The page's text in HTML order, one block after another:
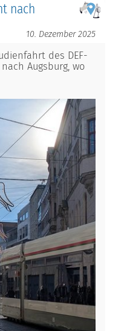
nach
10. Dezember 2025
des DEF-
Augsburg, wo